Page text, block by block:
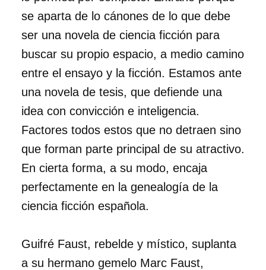
se aparta de lo cánones de lo que debe
ser una novela de ciencia ficción para
buscar su propio espacio, a medio camino
entre el ensayo y la ficción. Estamos ante
una novela de tesis, que defiende una
idea con convicción e inteligencia.
Factores todos estos que no detraen sino
que forman parte principal de su atractivo.
En cierta forma, a su modo, encaja
perfectamente en la genealogía de la
ciencia ficción española.
Guifré Faust, rebelde y místico, suplanta
a su hermano gemelo Marc Faust,